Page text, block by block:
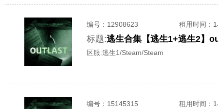
编号： 12908623 租用时间 ：
标题:逃生合集【逃生1+逃生2】
区服:逃生1/Steam/Steam
编号： 15145315 租用时间 ：